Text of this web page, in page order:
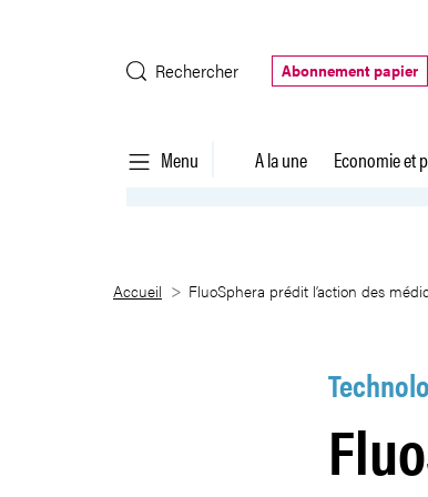
Rechercher
Abonnement papier
Menu A la une Economie et
FluoSphera prédit l’action
Accueil FluoSphera prédit l’action des